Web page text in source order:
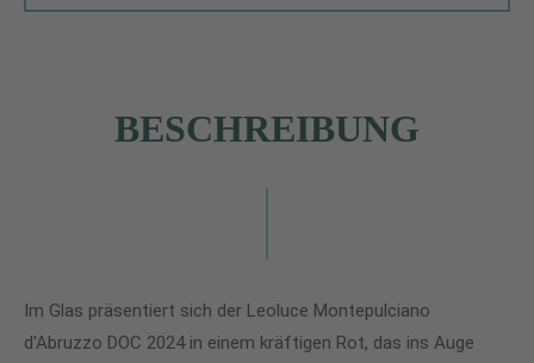
BESCHREIBUNG
Im Glas präsentiert sich der Leoluce Montepulciano
d'Abruzzo DOC 2024 in einem kräftigen Rot, das ins Auge